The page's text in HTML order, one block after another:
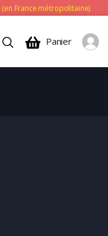
(en France métropolitaine)
Panier